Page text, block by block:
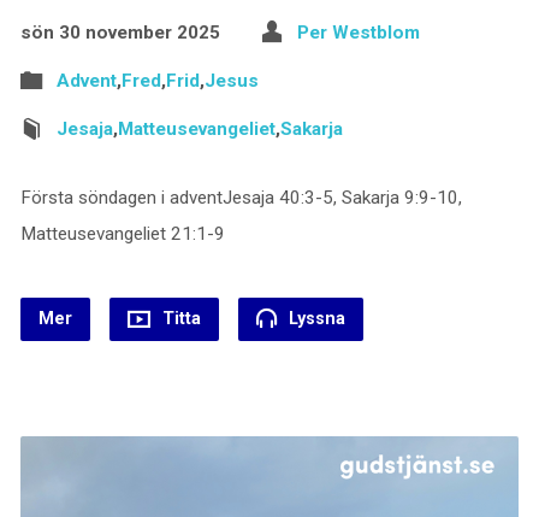
sön 30 november 2025 Per Westblom
Advent,Fred,Frid,Jesus
Jesaja,Matteusevangeliet,Sakarja
Första söndagen i adventJesaja 40:3-5, Sakarja 9:9-10,
Matteusevangeliet 21:1-9
Mer Titta Lyssna